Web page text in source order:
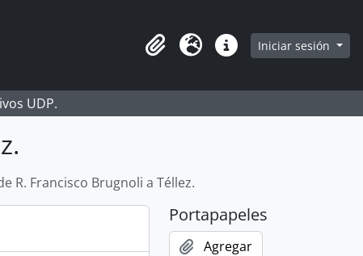
Portapapeles
Idioma Enlaces rápidos
Iniciar sesión
UDP.
R. Francisco Brugnoli a Téllez.
Portapapeles
Agregar